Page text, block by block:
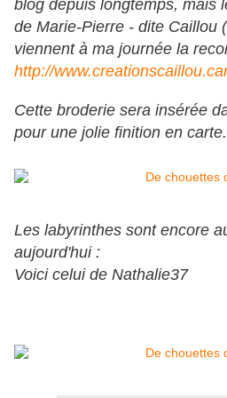
blog depuis longtemps, mais
de Marie-Pierre - dite Caillou
viennent à ma journée la
http://
Cette broderie sera insérée
pour une jolie finition en carte.
Les labyrinthes sont encore
aujourd'hui :
Voici celui de Nathalie37